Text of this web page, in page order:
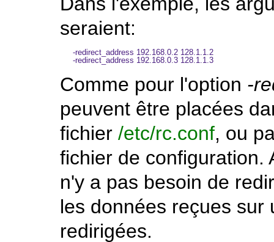
seraient:
-redirect_address 192.168.0.2 128.1.1.2
-redirect_address 192.168.0.3 128.1.1.3
Comme pour l'option -
peuvent être placées
fichier /etc/rc.conf, ou
fichier de configuration.
n'y a pas besoin de
les données reçues sur
redirigées.